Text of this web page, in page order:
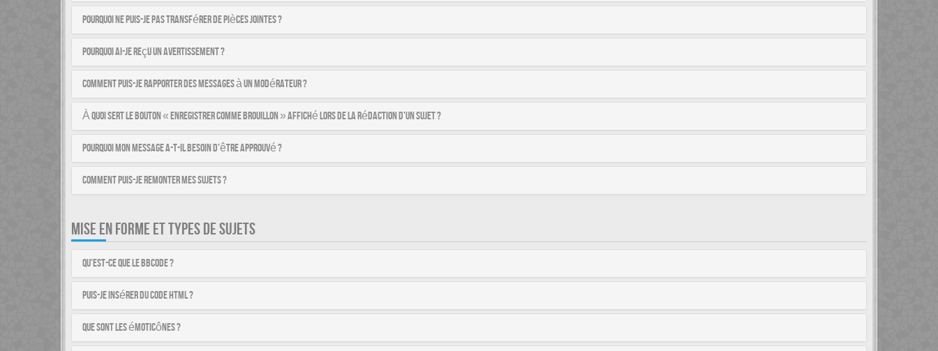
Pourquoi ne puis-je pas transférer de pièces jointes ?
Pourquoi ai-je reçu un avertissement ?
Comment puis-je rapporter des messages à un modérateur ?
À quoi sert le bouton « Enregistrer comme brouillon » affiché lors de la rédaction d’un sujet ?
Pourquoi mon message a-t-il besoin d’être approuvé ?
Comment puis-je remonter mes sujets ?
MISE EN FORME ET TYPES DE SUJETS
Qu’est-ce que le BBCode ?
Puis-je insérer du code HTML ?
Que sont les émoticônes ?